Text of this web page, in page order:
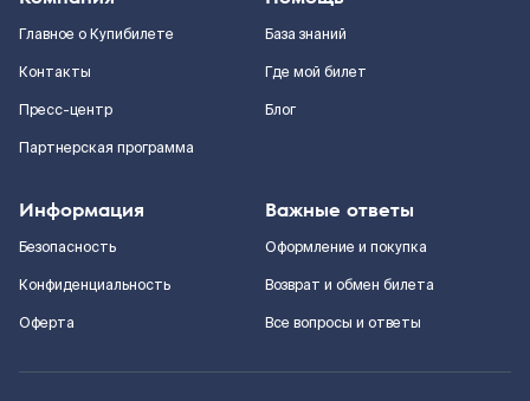
Главное о Купибилете
Контакты
Пресс-центр
Партнерская программа
База знаний
Где мой билет
Блог
Информация
Безопасность
Конфиденциальность
Оферта
Важные ответы
Оформление и покупка
Возврат и обмен билета
Все вопросы и ответы